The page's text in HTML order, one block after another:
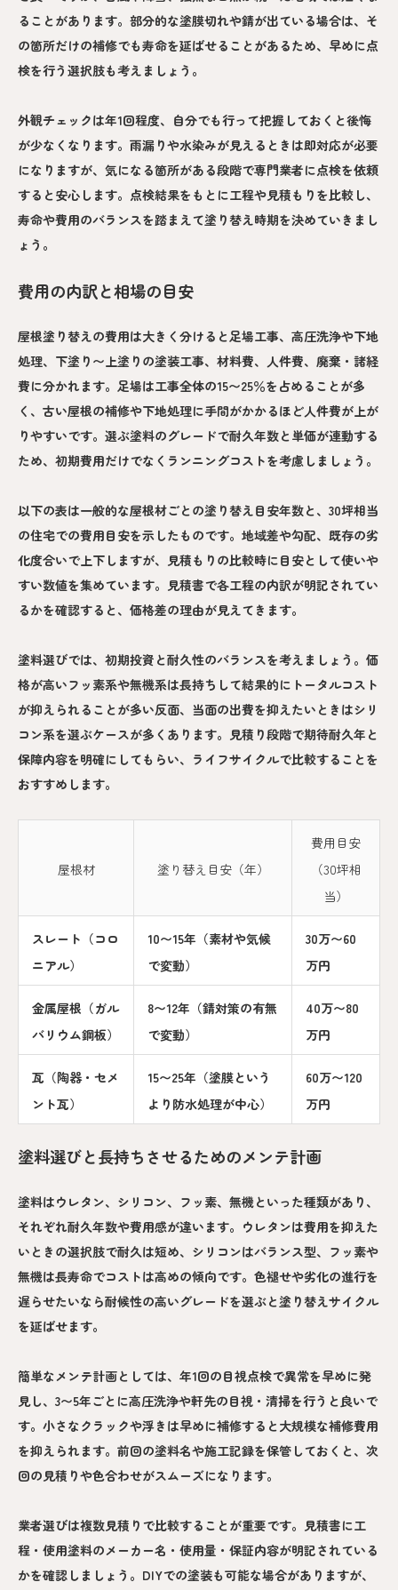
ることがあります。部分的な塗膜切れや錆が出ている場合は、そ
の箇所だけの補修でも寿命を延ばせることがあるため、早めに点
検を行う選択肢も考えましょう。
外観チェックは年1回程度、自分でも行って把握しておくと後悔
が少なくなります。雨漏りや水染みが見えるときは即対応が必要
になりますが、気になる箇所がある段階で専門業者に点検を依頼
すると安心します。点検結果をもとに工程や見積もりを比較し、
寿命や費用のバランスを踏まえて塗り替え時期を決めていきまし
ょう。
費用の内訳と相場の目安
屋根塗り替えの費用は大きく分けると足場工事、高圧洗浄や下地
処理、下塗り〜上塗りの塗装工事、材料費、人件費、廃棄・諸経
費に分かれます。足場は工事全体の15〜25％を占めることが多
く、古い屋根の補修や下地処理に手間がかかるほど人件費が上が
りやすいです。選ぶ塗料のグレードで耐久年数と単価が連動する
ため、初期費用だけでなくランニングコストを考慮しましょう。
以下の表は一般的な屋根材ごとの塗り替え目安年数と、30坪相当
の住宅での費用目安を示したものです。地域差や勾配、既存の劣
化度合いで上下しますが、見積もりの比較時に目安として使いや
すい数値を集めています。見積書で各工程の内訳が明記されてい
るかを確認すると、価格差の理由が見えてきます。
塗料選びでは、初期投資と耐久性のバランスを考えましょう。価
格が高いフッ素系や無機系は長持ちして結果的にトータルコスト
が抑えられることが多い反面、当面の出費を抑えたいときはシリ
コン系を選ぶケースが多くあります。見積り段階で期待耐久年と
保障内容を明確にしてもらい、ライフサイクルで比較することを
おすすめします。
屋根材 塗り替え目安（年）
費用目安
（30坪相
当）
スレート（コロ
ニアル）
10〜15年（素材や気候
で変動）
30万〜60
万円
金属屋根（ガル
バリウム鋼板）
8〜12年（錆対策の有無
で変動）
40万〜80
万円
瓦（陶器・セメ
ント瓦）
15〜25年（塗膜という
より防水処理が中心）
60万〜120
万円
塗料選びと長持ちさせるためのメンテ計画
塗料はウレタン、シリコン、フッ素、無機といった種類があり、
それぞれ耐久年数や費用感が違います。ウレタンは費用を抑えた
いときの選択肢で耐久は短め、シリコンはバランス型、フッ素や
無機は長寿命でコストは高めの傾向です。色褪せや劣化の進行を
遅らせたいなら耐候性の高いグレードを選ぶと塗り替えサイクル
を延ばせます。
簡単なメンテ計画としては、年1回の目視点検で異常を早めに発
見し、3〜5年ごとに高圧洗浄や軒先の目視・清掃を行うと良いで
す。小さなクラックや浮きは早めに補修すると大規模な補修費用
を抑えられます。前回の塗料名や施工記録を保管しておくと、次
回の見積りや色合わせがスムーズになります。
業者選びは複数見積りで比較することが重要です。見積書に工
程・使用塗料のメーカー名・使用量・保証内容が明記されている
かを確認しましょう。DIYでの塗装も可能な場合がありますが、